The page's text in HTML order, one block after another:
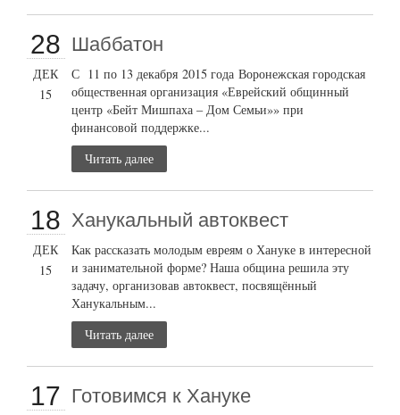
28
ДЕК
15
Шаббатон
С 11 по 13 декабря 2015 года Воронежская городская
общественная организация «Еврейский общинный
центр «Бейт Мишпаха – Дом Семьи»» при
финансовой поддержке...
Читать далее
18
ДЕК
15
Ханукальный автоквест
Как рассказать молодым евреям о Хануке в интересной
и занимательной форме? Наша община решила эту
задачу, организовав автоквест, посвящённый
Ханукальным...
Читать далее
17 Готовимся к Хануке